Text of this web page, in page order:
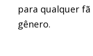
para qualquer
gênero.